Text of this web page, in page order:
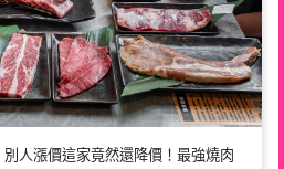
人漲價這家竟然還降價！最強燒肉